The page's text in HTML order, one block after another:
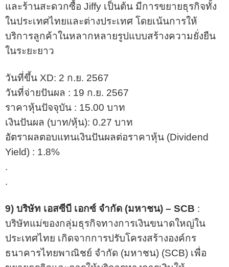
และร้านสะดวกซื้อ Jiffy เป็นต้น มีการขยายธุรกิจทั้ง
ในประเทศไทยและต่างประเทศ โดยเน้นการให้
บริการลูกค้าในหลากหลายรูปแบบสร้างความยั่งยืน
ในระยะยาว
วันที่ขึ้น XD: 2 ก.ย. 2567
วันที่จ่ายปันผล : 19 ก.ย. 2567
ราคาหุ้นปัจจุบัน : 15.00 บาท
เงินปันผล (บาท/หุ้น): 0.27 บาท
อัตราผลตอบแทนเงินปันผลต่อราคาหุ้น (Dividend
Yield) : 1.8%
.
.
9) บริษัท เอสซีบี เอกซ์ จำกัด (มหาชน) – SCB :
บริษัทแม่ของกลุ่มธุรกิจทางการเงินขนาดใหญ่ใน
ประเทศไทย เกิดจากการปรับโครงสร้างองค์กร
ธนาคารไทยพาณิชย์ จำกัด (มหาชน) (SCB) เพื่อ